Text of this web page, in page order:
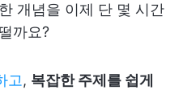
개념을 이제 단 몇 시간
까요?
고, 복잡한 주제를 쉽게